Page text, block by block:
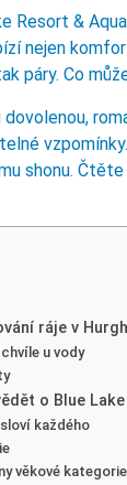
Resort &
nejen
páry. Co
shonu.
ráje v
u vody
o Blue
každého
věkové kategorie